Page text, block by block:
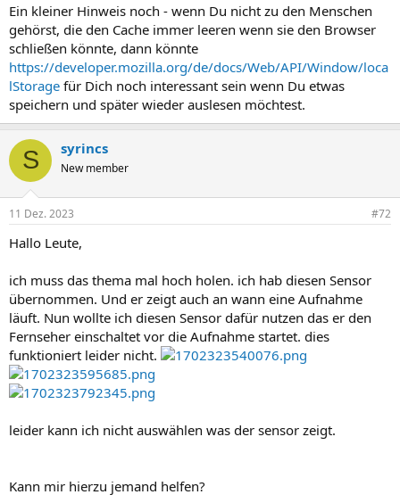
Ein kleiner Hinweis noch - wenn Du nicht zu den Menschen
gehörst, die den Cache immer leeren wenn sie den Browser
schließen könnte, dann könnte
https://developer.mozilla.org/de/docs/Web/API/Window/loca
lStorage für Dich noch interessant sein wenn Du etwas
speichern und später wieder auslesen möchtest.
S syrincs
New member
11 Dez. 2023 #72
Hallo Leute,
ich muss das thema mal hoch holen. ich hab diesen Sensor
übernommen. Und er zeigt auch an wann eine Aufnahme
läuft. Nun wollte ich diesen Sensor dafür nutzen das er den
Fernseher einschaltet vor die Aufnahme startet. dies
funktioniert leider nicht.
leider kann ich nicht auswählen was der sensor zeigt.
Kann mir hierzu jemand helfen?